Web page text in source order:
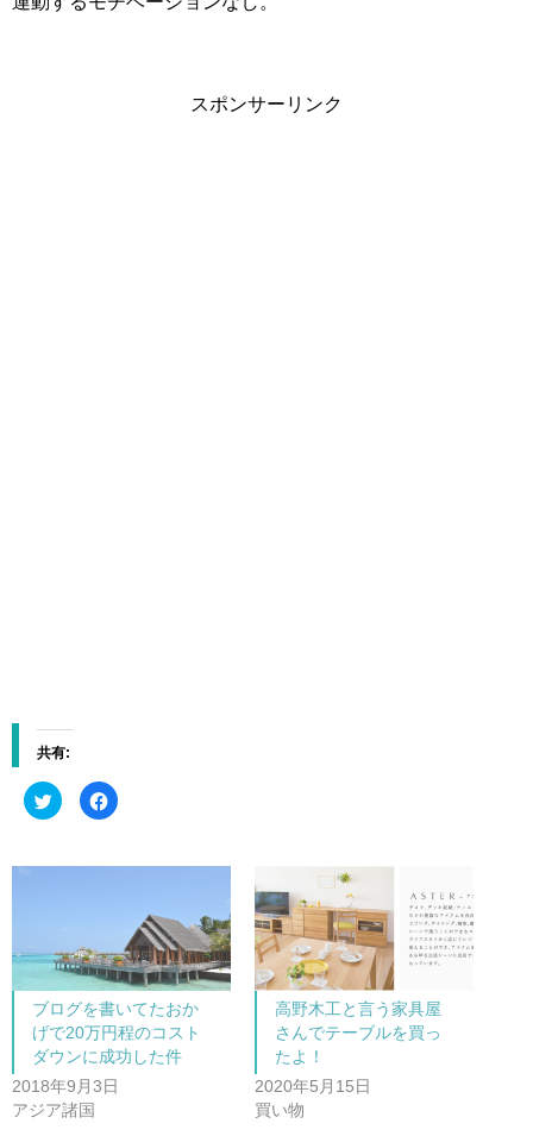
スポンサーリンク
共有:
ク
リ
て
e
r
で
共
有
(
新
し
い
ウ
ィ
ン
ド
F
a
o
す
る
に
は
ク
リ
ッ
ク
し
て
く
ブログを書いてたおか
げで20万円程のコスト
ダウンに成功した件
2018年9月3日
アジア諸国
高野木工と言う家具屋
さんでテーブルを買っ
たよ！
2020年5月15日
買い物